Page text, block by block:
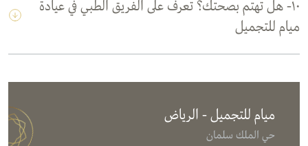
١٠- هل تهتم بصحتك؟ تعرف على الفريق الطبي في عيادة
ميام للتجميل
ميام للتجميل - الرياض
حي الملك سلمان